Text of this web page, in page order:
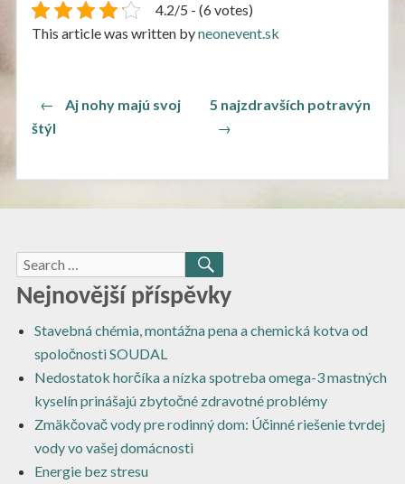
4.2/5 - (6 votes)
This article was written byneonevent.sk
pro
←
Previous
Aj nohy majú svoj
štýl
5 najzdravších potravýnNext
→
Search
for:
SEARCH
Nejnovější příspěvky
Stavebná chémia, montážna pena a chemická kotva od
spoločnosti SOUDAL
Nedostatok horčíka a nízka spotreba omega-3 mastných
kyselín prinášajú zbytočné zdravotné problémy
Zmäkčovač vody pre rodinný dom: Účinné riešenie tvrdej
vody vo vašej domácnosti
Energie bez stresu